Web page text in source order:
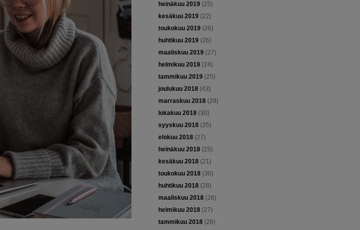
heinäkuu 2019(25)
kesäkuu 2019(22)
toukokuu 2019(26)
huhtikuu 2019(26)
maaliskuu 2019(27)
helmikuu 2019(24)
tammikuu 2019(25)
joulukuu 2018(43)
marraskuu 2018(29)
lokakuu 2018(30)
syyskuu 2018(25)
elokuu 2018(27)
heinäkuu 2018(25)
kesäkuu 2018(21)
toukokuu 2018(30)
huhtikuu 2018(28)
maaliskuu 2018(26)
helmikuu 2018(27)
tammikuu 2018(26)